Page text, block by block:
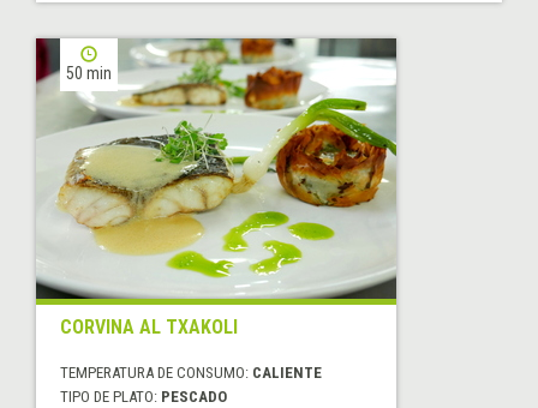
50 min
CORVINA AL TXAKOLI
TEMPERATURA DE CONSUMO: CALIENTE
TIPO DE PLATO: PESCADO